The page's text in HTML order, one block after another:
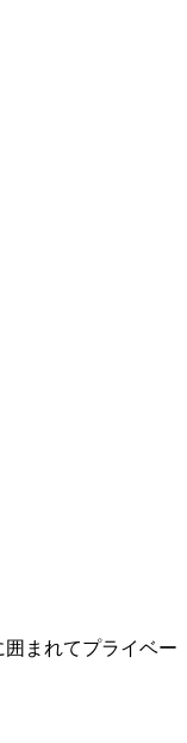
まれてプライベー